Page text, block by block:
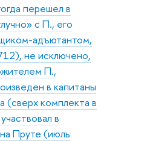
перешел в
с П., его
адъютантом,
не исключено,
П.,
в капитаны
(сверх комплекта в
в
Пруте (июль